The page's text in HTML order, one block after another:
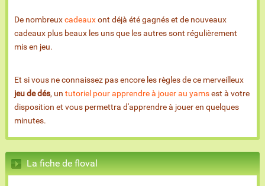
De nombreuxcadeauxont déjà été gagnés et de nouveaux
cadeaux plus beaux les uns que les autres sont régulièrement
mis en jeu.
Et si vous ne connaissez pas encore les règles de ce merveilleux
jeu de dés, un tutoriel pour apprendre à jouer au yamsest à votre
disposition et vous permettra d'apprendre à jouer en quelques
minutes.
La fiche de floval